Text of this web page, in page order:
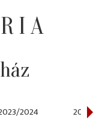
2024 2022/